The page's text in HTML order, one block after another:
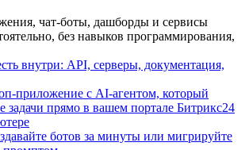
чат-боты, дашборды и сервисы
без навыков программирования,
внутри: API, серверы, документация,
приложение с AI-агентом, который
задачи прямо в вашем портале Битрикс24
ботов за минуты или мигрируйте